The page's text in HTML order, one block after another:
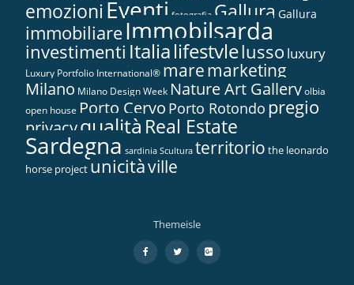
emozioni Eventi fotografia Gallura Gallura
immobiliareImmobilsarda
investimenti Italialifestylelusso luxury
Luxury Portfolio International® maremarketing
Milano Milano Design Week Nature Art Galleryolbia
open house Porto Cervo Porto Rotondo pregio
privacyqualità Real Estate
Sardegna sardinia Scultura territorio the leonardo
horse project unicitàville
Themeisle
fa-
facebook
fa-
twitter
fa-
google-